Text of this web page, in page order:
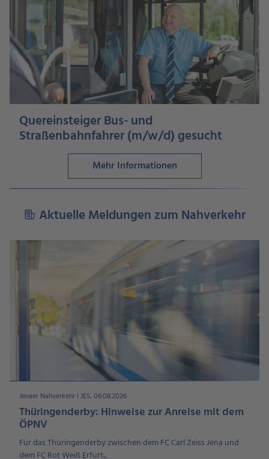
Quereinsteiger Bus- und
Straßenbahnfahrer (m/w/d) gesucht
Mehr Informationen
Aktuelle Meldungen zum Nahverkehr
Jenaer Nahverkehr I JES, 06.08.2026
Thüringenderby: Hinweise zur Anreise mit dem
ÖPNV
Für das Thüringenderby zwischen dem FC Carl Zeiss Jena und
dem FC Rot Weiß Erfurt...